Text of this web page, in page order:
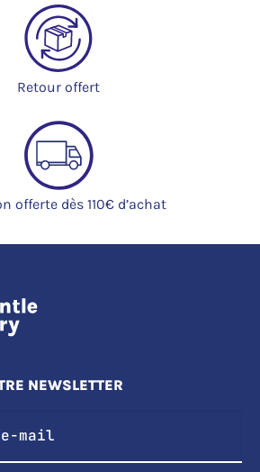
Retour offert
offerte dès 110€ d’achat
NEWSLETTER